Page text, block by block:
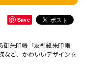
Save
朱印帳「友禅紙朱印帳」
など、かわいいデザインを